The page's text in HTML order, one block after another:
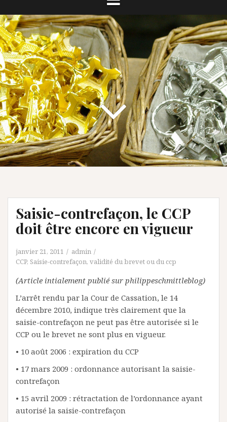
Saisie-contrefaçon, le CCP
doit être encore en vigueur
janvier 21, 2011
admin
CCP, Saisie-contrefaçon, validité du brevet ou du ccp
(Article intialement publié sur philippeschmittleblog)
L’arrêt rendu par la Cour de Cassation, le 14
décembre 2010, indique très clairement que la
saisie-contrefaçon ne peut pas être autorisée si le
CCP ou le brevet ne sont plus en vigueur.
• 10 août 2006 : expiration du CCP
• 17 mars 2009 : ordonnance autorisant la saisie-
contrefaçon
• 15 avril 2009 : rétractation de l’ordonnance ayant
autorisé la saisie-contrefaçon